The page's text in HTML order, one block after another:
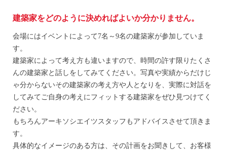
建築家をどのように決めればよいか分かりません。
会場にはイベントによって7名～9名の建築家が参加していま
す。
建築家によって考え方も違いますので、時間の許す限りたくさ
んの建築家と話しをしてみてください。写真や実績からだけじ
ゃ分からないその建築家の考え方や人となりを、実際に対話を
してみてご自身の考えにフィットする建築家をぜひ見つけてく
ださい。
もちろんアーキソシエイツスタッフもアドバイスさせて頂きま
す。
具体的なイメージのある方は、その計画をお聞きして、お客様